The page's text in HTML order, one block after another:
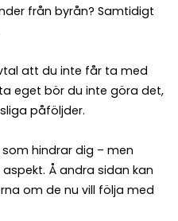
från byrån? Samtidigt
att du inte får ta med
eget bör du inte göra det,
påföljder.
hindrar dig – men
Å andra sidan kan
om de nu vill följa med